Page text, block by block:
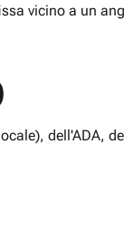
vicino a un
dell'ADA,